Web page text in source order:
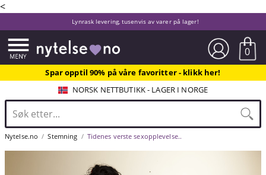
<
Lynrask levering, tusenvis av varer på lager!
0
Spar opptil 90% på våre favoritter - klikk her!
NORSK NETTBUTIKK - LAGER I NORGE
Nytelse.no Stemning Tidenes verste sexopplevelse..